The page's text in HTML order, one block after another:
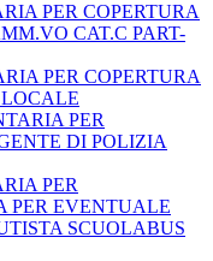
PER COPERTURA
CAT.C PART-
PER COPERTURA
PER
DI POLIZIA
PER
PER EVENTUALE
SCUOLABUS